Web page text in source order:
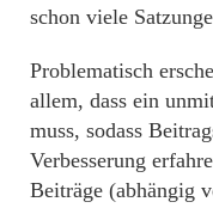
schon viele
Problematisch
allem, dass ein
muss, sodass
Verbesserung
Beiträge (abhängig